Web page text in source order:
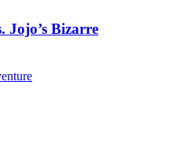
Jojo’s Bizarre